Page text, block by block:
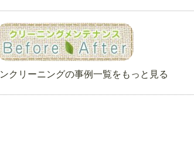
クリーニングの事例一覧をもっと見る